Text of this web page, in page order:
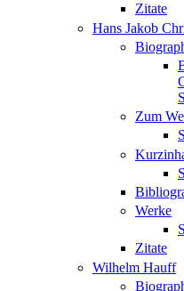
Zitate
Hans Jakob
Zum
Werke
Zitate
Wilhelm Hauff